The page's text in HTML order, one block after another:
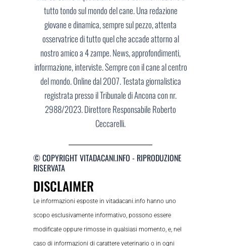
tutto tondo sul mondo del cane. Una redazione
giovane e dinamica, sempre sul pezzo, attenta
osservatrice di tutto quel che accade attorno al
nostro amico a 4 zampe. News, approfondimenti,
informazione, interviste. Sempre con il cane al centro
del mondo. Online dal 2007. Testata giornalistica
registrata presso il Tribunale di Ancona con nr.
2988/2023. Direttore Responsabile Roberto
Ceccarelli.
© COPYRIGHT VITADACANI.INFO - RIPRODUZIONE
RISERVATA
DISCLAIMER
Le informazioni esposte in vitadacani.info hanno uno
scopo esclusivamente informativo, possono essere
modificate oppure rimosse in qualsiasi momento, e, nel
caso di informazioni di carattere veterinario o in ogni